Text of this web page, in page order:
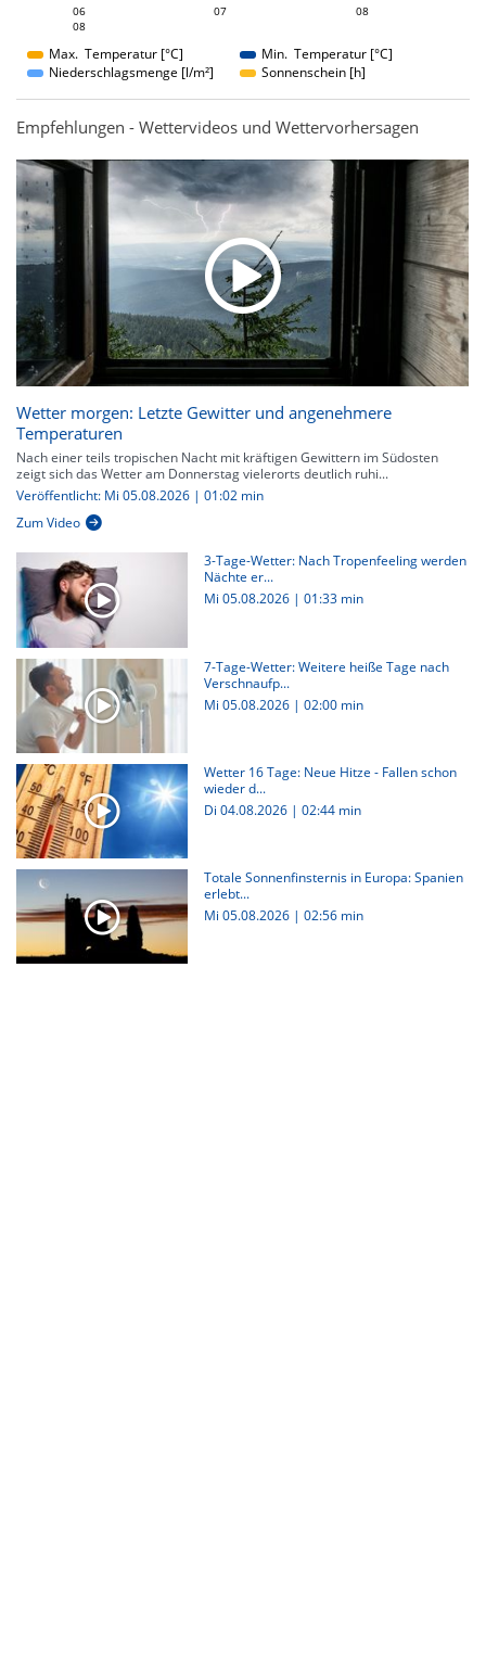
06
08
07 08
Max. Temperatur [°C]
Min. Temperatur [°C]
Niederschlagsmenge [l/m²]
Sonnenschein [h]
Empfehlungen - Wettervideos und Wettervorhersagen
Wetter morgen: Letzte Gewitter und angenehmere
Temperaturen
Nach einer teils tropischen Nacht mit kräftigen Gewittern im Südosten
zeigt sich das Wetter am Donnerstag vielerorts deutlich ruhi...
Veröffentlicht: Mi 05.08.2026 | 01:02 min
Zum Video
3-Tage-Wetter: Nach Tropenfeeling werden
Nächte er...
Mi 05.08.2026 | 01:33 min
7-Tage-Wetter: Weitere heiße Tage nach
Verschnaufp...
Mi 05.08.2026 | 02:00 min
Wetter 16 Tage: Neue Hitze - Fallen schon
wieder d...
Di 04.08.2026 | 02:44 min
Totale Sonnenfinsternis in Europa: Spanien
erlebt...
Mi 05.08.2026 | 02:56 min